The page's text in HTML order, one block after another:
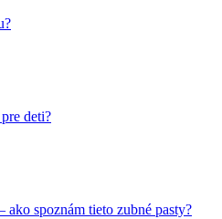
deti?
spoznám tieto zubné pasty?